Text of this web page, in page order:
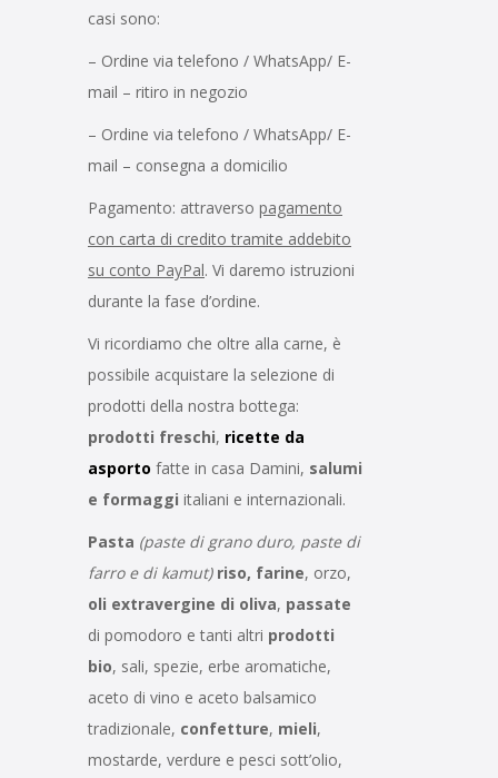
casi sono:
– Ordine via telefono / WhatsApp/ E-
mail – ritiro in negozio
– Ordine via telefono / WhatsApp/ E-
mail – consegna a domicilio
Pagamento: attraverso pagamento
con carta di credito tramite addebito
su conto PayPal. Vi daremo istruzioni
durante la fase d’ordine.
Vi ricordiamo che oltre alla carne, è
possibile acquistare la selezione di
prodotti della nostra bottega:
prodotti freschi, ricette da
asporto fatte in casa Damini, salumi
e formaggi italiani e internazionali.
Pasta (paste di grano duro, paste di
farro e di kamut) riso, farine, orzo,
oli extravergine di oliva, passate
di pomodoro e tanti altri prodotti
bio, sali, spezie, erbe aromatiche,
aceto di vino e aceto balsamico
tradizionale, confetture, mieli,
mostarde, verdure e pesci sott’olio,